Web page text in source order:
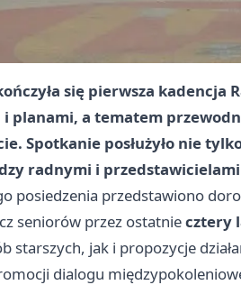
się pierwsza kadencja
planami, a tematem
Spotkanie posłużyło nie
radnymi i przedstawicielami
posiedzenia przedstawiono
seniorów przez ostatniecztery
starszych, jak i propozycje
dialogu